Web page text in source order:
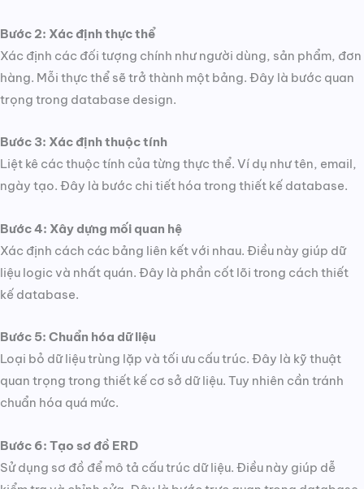
Bước 2: Xác định thực thể
Xác định các đối tượng chính như người dùng, sản phẩm, đơn
hàng. Mỗi thực thể sẽ trở thành một bảng. Đây là bước quan
trọng trong database design.
Bước 3: Xác định thuộc tính
Liệt kê các thuộc tính của từng thực thể. Ví dụ như tên, email,
ngày tạo. Đây là bước chi tiết hóa trong thiết kế database.
Bước 4: Xây dựng mối quan hệ
Xác định cách các bảng liên kết với nhau. Điều này giúp dữ
liệu logic và nhất quán. Đây là phần cốt lõi trong cách thiết
kế database.
Bước 5: Chuẩn hóa dữ liệu
Loại bỏ dữ liệu trùng lặp và tối ưu cấu trúc. Đây là kỹ thuật
quan trọng trong thiết kế cơ sở dữ liệu. Tuy nhiên cần tránh
chuẩn hóa quá mức.
Bước 6: Tạo sơ đồ ERD
Sử dụng sơ đồ để mô tả cấu trúc dữ liệu. Điều này giúp dễ